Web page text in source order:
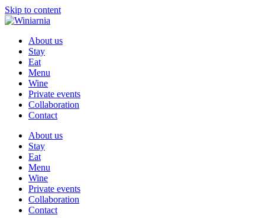
Skip to content
About us
Stay
Eat
Menu
Wine
Private events
Collaboration
Contact
About us
Stay
Eat
Menu
Wine
Private events
Collaboration
Contact